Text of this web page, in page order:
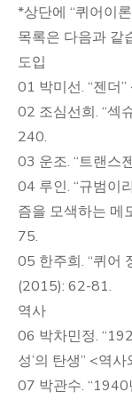
*상단에 “퀴어이
목록은 다음과 같
도입
01 박미선. “젠더
02 조심선희. “섹
240.
03 운조. “트랜스
04 루인. “규범이
즘을 모색하는 메
75.
05 한주희. “퀴어
(2015): 62-81.
역사
06 박차민정.
성’의 탄생” <역
07 박관수.